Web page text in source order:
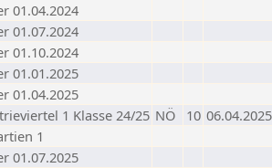
01.04.2024
01.07.2024
01.10.2024
01.01.2025
01.04.2025
1 Klasse 24/25 NÖ 10 06.04.2025
1
01.07.2025